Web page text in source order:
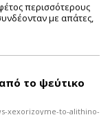
περισσότερους
με απάτες,
το ψεύτικο
xexorizoyme-to-alithino-